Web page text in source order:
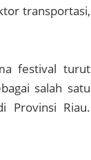
transportasi,
festival turut
salah satu
Provinsi Riau.